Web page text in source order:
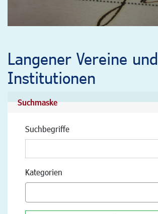
Langener Vereine und
Institutionen
Suchmaske
Suchbegriffe
Kategorien